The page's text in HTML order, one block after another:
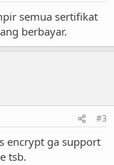
semua sertifikat
berbayar.
#3
encrypt ga support
tsb.